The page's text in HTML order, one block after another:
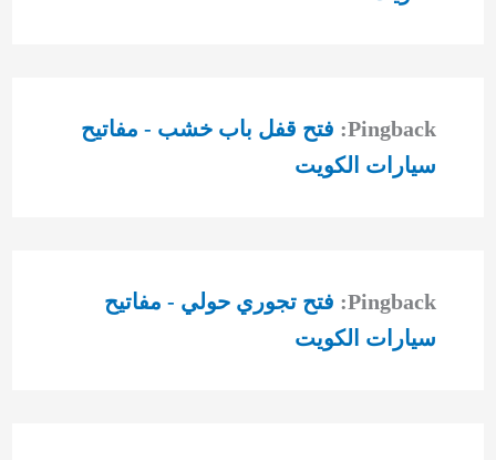
Pingback:
فتح قفل باب خشب - مفاتيح
سيارات الكويت
Pingback:
فتح تجوري حولي - مفاتيح
سيارات الكويت